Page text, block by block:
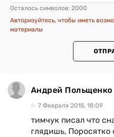
Осталось символов: 2000
Авторизуйтесь, чтобы иметь
материалы
Андрей Польщенко
7 Февраля 2015, 18:09
тимчук писал что
глядишь,